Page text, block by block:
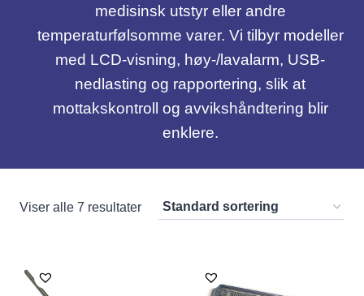
medisinsk utstyr eller andre
temperaturfølsomme varer. Vi tilbyr modeller
med LCD-visning, høy-/lavalarm, USB-
nedlasting og rapportering, slik at
mottakskontroll og avvikshåndtering blir
enklere.
Viser alle 7 resultater